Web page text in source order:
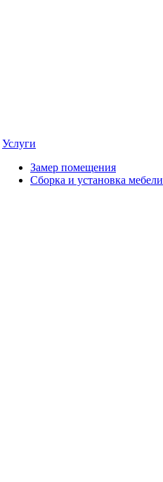
Услуги
Замер помещения
Сборка и установка мебели